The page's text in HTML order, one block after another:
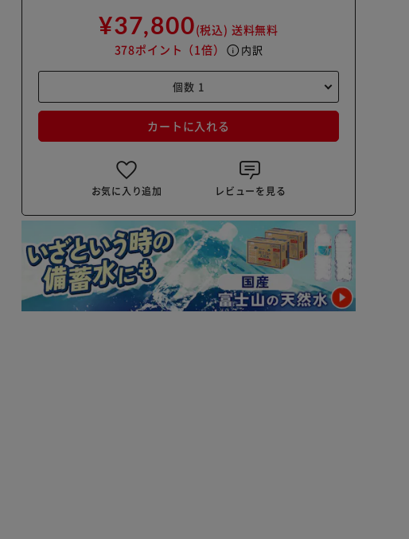
¥37,800(税込) 送料無料
378ポイント （1倍） info 内訳
カートに入れる
お気に入り追加 レビューを見る